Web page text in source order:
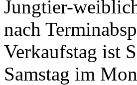
Jungtier-
nach
Verkaufstag ist
Samstag im